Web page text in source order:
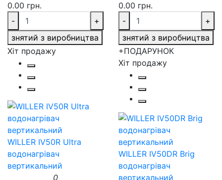
0.00 грн.
-
+
знятий з виробництва
0.00 грн.
-
+
знятий з виробництва
Хіт продажу
WILLER IV50R Ultra
водонагрівач
вертикальний
0
+ПОДАРУНОК
Хіт продажу
WILLER IV50DR Brig
водонагрівач
вертикальний